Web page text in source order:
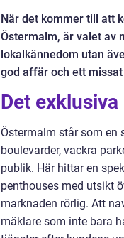
När det kommer till att
Östermalm, är valet av
lokalkännedom utan
god affär och ett
Det
Östermalm står som en
boulevarder, vackra
publik. Här hittar en
penthouses med utsikt
marknaden rörlig. Att
mäklare som inte bara